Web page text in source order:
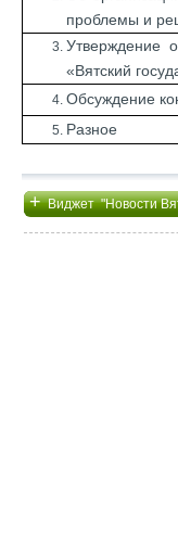
проблемы и
Утверждение
«Вятский
Обсуждение
Разное
+Виджет "Новости